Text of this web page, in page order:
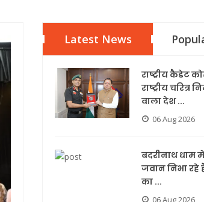
Latest News
राष्ट्रीय कैडेट
राष्ट्रीय चरित्र
वाला देश ...
06 Aug 2026
बदरीनाथ धाम
जवान निभा रहे
का ...
06 Aug 2026